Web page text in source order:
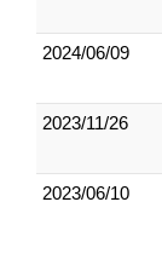
2024/06/09
2023/11/26
2023/06/10